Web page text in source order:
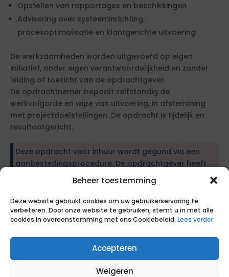
Beheer toestemming
Deze website gebruikt cookies om uw gebruikerservaring te
verbeteren. Door onze website te gebruiken, stemt u in met alle
cookies in overeenstemming met ons Cookiebeleid. Lees verder
Accepteren
Weigeren
Opstellen van rapportages en beschikkingen
Advisering over systeeminrichting,
procesoptimalisatie en klantgerichte uitvoering
De werkzaamheden worden uitgevoerd op eigen
initiatief, onder eigen verantwoordelijkheid en zonder
leiding of toezicht van de opdrachtgever.
De opdrachtnemer bepaalt zelfstandig de
werkvolgorde en wijze van uitvoering, in afstemming
met projectdoelstellingen. De opdracht is tijdelijk en
resultaatgericht.
Deze opdracht voor inhuur wordt gegund via een
aanbestedingsprocedure. De opdrachtgever heeft
specifieke eisen en wensen geformuleerd. Om in
aanmerking te komen, dien je te voldoen aan de
gestelde eisen. Daarnaast kun je extra punten
verdienen door tegemoet te komen aan de wensen.
Eisen